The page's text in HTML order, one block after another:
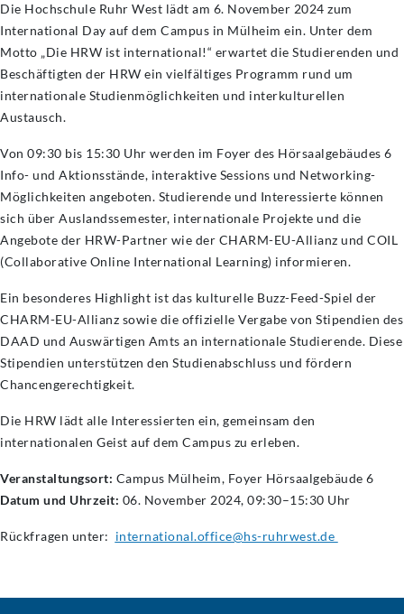
Die Hochschule Ruhr West lädt am 6. November 2024 zum
International Day auf dem Campus in Mülheim ein. Unter dem
Motto „Die HRW ist international!“ erwartet die Studierenden und
Beschäftigten der HRW ein vielfältiges Programm rund um
internationale Studienmöglichkeiten und interkulturellen
Austausch.
Von 09:30 bis 15:30 Uhr werden im Foyer des Hörsaalgebäudes 6
Info- und Aktionsstände, interaktive Sessions und Networking-
Möglichkeiten angeboten. Studierende und Interessierte können
sich über Auslandssemester, internationale Projekte und die
Angebote der HRW-Partner wie der CHARM-EU-Allianz und COIL
(Collaborative Online International Learning) informieren.
Ein besonderes Highlight ist das kulturelle Buzz-Feed-Spiel der
CHARM-EU-Allianz sowie die offizielle Vergabe von Stipendien des
DAAD und Auswärtigen Amts an internationale Studierende. Diese
Stipendien unterstützen den Studienabschluss und fördern
Chancengerechtigkeit.
Die HRW lädt alle Interessierten ein, gemeinsam den
internationalen Geist auf dem Campus zu erleben.
Veranstaltungsort: Campus Mülheim, Foyer Hörsaalgebäude 6
Datum und Uhrzeit: 06. November 2024, 09:30–15:30 Uhr
Rückfragen unter: international.office@hs-ruhrwest.de